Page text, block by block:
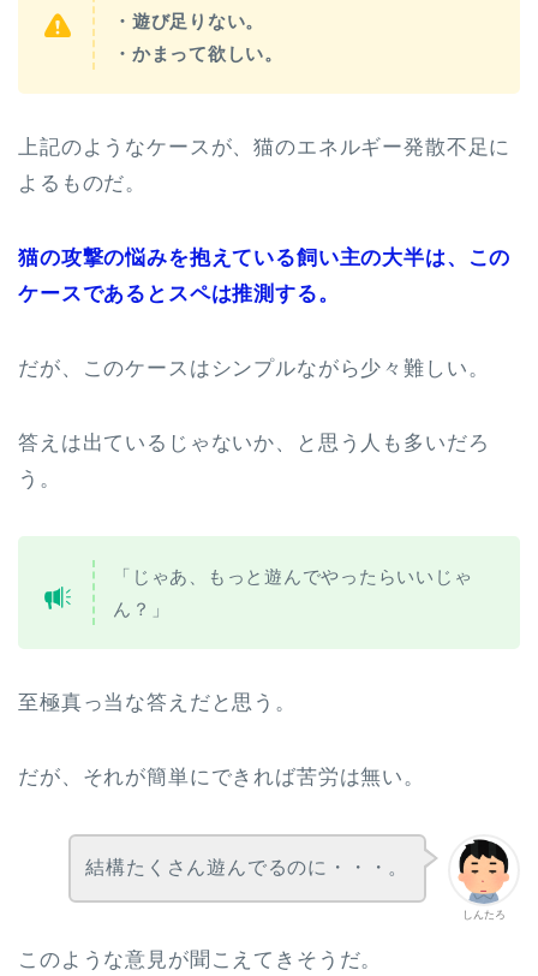
・遊び足りない。
・かまって欲しい。
上記のようなケースが、猫のエネルギー発散不足に
よるものだ。
猫の攻撃の悩みを抱えている飼い主の大半は、この
ケースであるとスペは推測する。
だが、このケースはシンプルながら少々難しい。
答えは出ているじゃないか、と思う人も多いだろ
う。
「じゃあ、もっと遊んでやったらいいじゃ
ん？」
至極真っ当な答えだと思う。
だが、それが簡単にできれば苦労は無い。
しんたろ
結構たくさん遊んでるのに・・・。
このような意見が聞こえてきそうだ。